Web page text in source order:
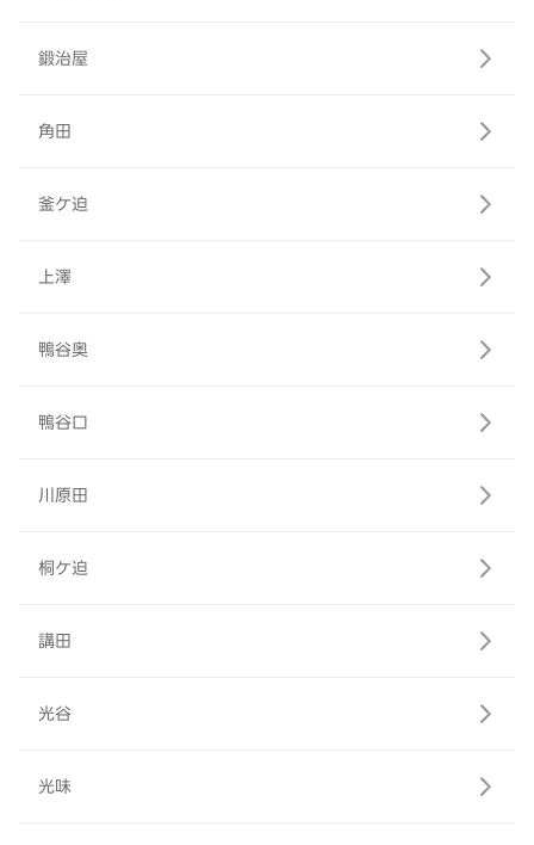
鍛治屋
角田
釜ケ迫
上澤
鴨谷奥
鴨谷口
川原田
桐ケ迫
講田
光谷
光味